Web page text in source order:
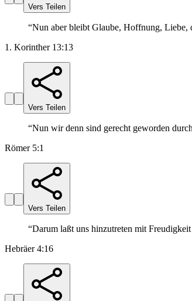
Vers Teilen
“Nun aber bleibt Glaube, Hoffnung, Liebe,
1. Korinther 13:13
Vers Teilen
“Nun wir denn sind gerecht geworden
Römer 5:1
Vers Teilen
“Darum laßt uns hinzutreten mit
Hebräer 4:16